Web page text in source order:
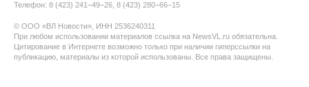
Телефон: 8 (423) 241−49−26, 8 (423) 280−66−15
© ООО «ВЛ Новости», ИНН 2536240311
При любом использовании материалов ссылка на NewsVL.ru обязательна.
Цитирование в Интернете возможно только при наличии гиперссылки на
публикацию, материалы из которой использованы. Все права защищены.